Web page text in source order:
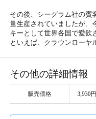
その後、シーグラム社の賓
量生産されていましたが、
キーとして世界各国で愛飲
といえば、クラウンローヤ
その他の詳細情報
販売価格 3,930